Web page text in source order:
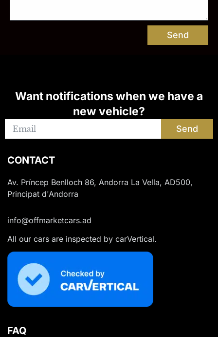
Send
Want notifications when we have a
new vehicle?
Send
CONTACT
Av. Príncep Benlloch 86, Andorra La Vella, AD500,
Principat d'Andorra
info@offmarketcars.ad
All our cars are inspected by carVertical.
FAQ